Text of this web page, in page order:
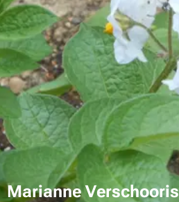
Marianne Verschooris